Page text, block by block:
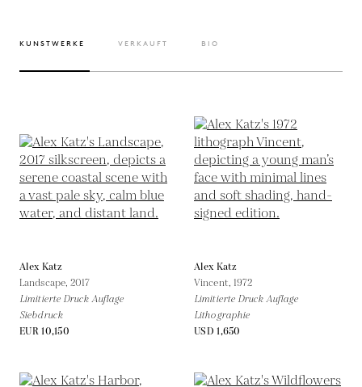
KUNSTWERKE VERKAUFT BIO
Alex Katz
Landscape,2017
Limitierte Druck Auflage
Siebdruck
EUR 10,150
Alex Katz
Vincent, 1972
Limitierte Druck Auflage
Lithographie
USD 1,650